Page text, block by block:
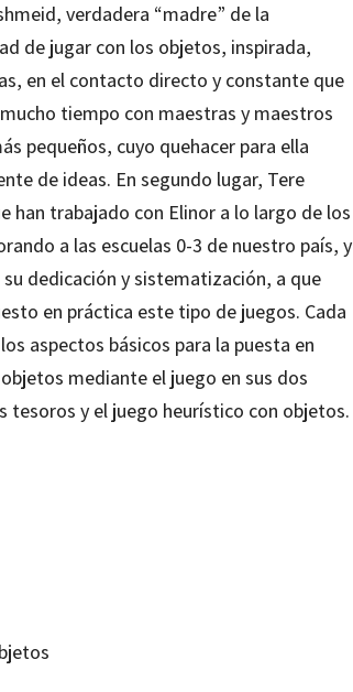
verdadera “madre” de la
de jugar con los objetos, inspirada,
en el contacto directo y constante que
tiempo con maestras y maestros
pequeños, cuyo quehacer para ella
de ideas. En segundo lugar, Tere
han trabajado con Elinor a lo largo de los
a las escuelas 0-3 de nuestro país, y
dedicación y sistematización, a que
en práctica este tipo de juegos. Cada
aspectos básicos para la puesta en
mediante el juego en sus dos
tesoros y el juego heurístico con objetos.